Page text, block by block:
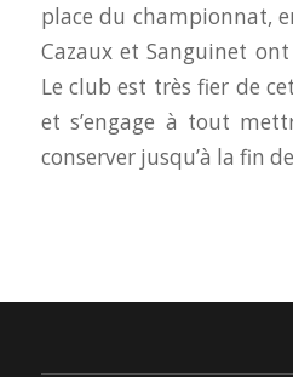
place du championnat,
Cazaux et Sanguinet
Le club est très fier de
et s’engage à tout
conserver jusqu’à la fin